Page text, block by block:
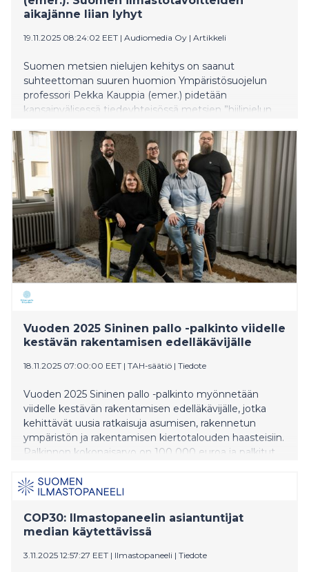
aikajänne liian lyhyt
19.11.2025 08:24:02 EET | Audiomedia Oy | Artikkeli
Suomen metsien nielujen kehitys on saanut
suhteettoman suuren huomion Ympäristösuojelun
professori Pekka Kauppia (emer.) pidetään
kansainvälisessä tiedeyhteisössä metsien ”hiilinielun
ajan hallitusten välisen ilmastopaneelin IPCC: n
työskentelyyn. -Ilmastonmuutosta ei voi ratkaista
hiilinieluja kasvattamalla, jos fossiilisten polttoaineiden
käyttö jatkuu entiseen tapaan. Vaikka metsien hiilen
nieluilla on merkitystä, niiden voima ei riitä, ellei
ongelman ytimeen puututa. Maailman päästöt
kohoavat edelleen ja ilmakehän hiilidioksidipitoisuus
nousee ennätysvauhtia hiilen nieluista huolimatta.
Kaupin mukaan metsäkeskustelu on politisoitunut ja
kärsinyt polarisaatiosta. –Tutkimus on pirstoutunut,
media yksinkertaistaa ja somessa haetaan klikkejä
faktojen sijaan. Vaikka puusto tunnetaan hyvin,
kaventuu mielipiteiksi. Suomen metsien nielujen
kehitys muutaman vuoden tähtäyksellä on saanut
Vuoden 2025 Sininen pallo -palkinto viidelle
kestävän rakentamisen edelläkävijälle
18.11.2025 07:00:00 EET | TAH-säätiö | Tiedote
Vuoden 2025 Sininen pallo -palkinto myönnetään
viidelle kestävän rakentamisen edelläkävijälle, jotka
kehittävät uusia ratkaisuja asumisen, rakennetun
ympäristön ja rakentamisen kiertotalouden haasteisiin.
Palkinnon kokonaisarvo on 100 000 euroa ja palkitut
COP30: Ilmastopaneelin asiantuntijat
median käytettävissä
3.11.2025 12:57:27 EET | Ilmastopaneeli | Tiedote